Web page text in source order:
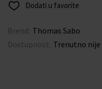
Dodati u favorite
Brend: Thomas Sabo
Dostupnost: Trenutno